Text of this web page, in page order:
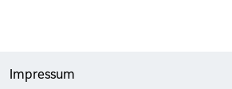
Impressum